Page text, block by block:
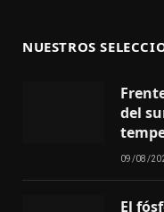
NUESTROS
del
09/08/
El